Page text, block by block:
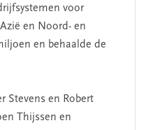
voor
en Noord- en
en behaalde de
Stevens en Robert
Thijssen en